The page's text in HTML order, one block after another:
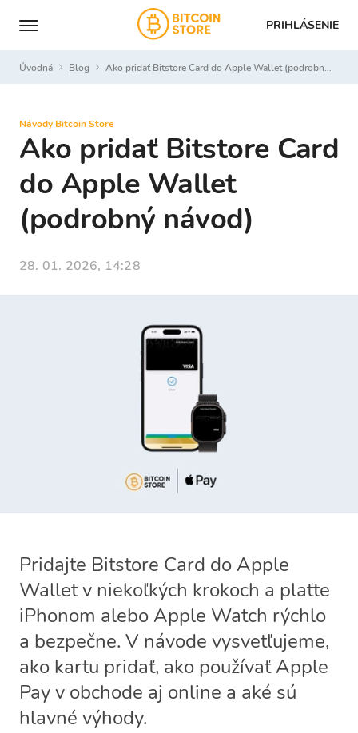
PRIHLÁSENIE
Úvodná Blog Ako pridať Bitstore Card do Apple Wallet (podrobný návod)
Návody Bitcoin Store
Ako pridať Bitstore Card
do Apple Wallet
(podrobný návod)
28. 01. 2026, 14:28
Pridajte Bitstore Card do Apple
Wallet v niekoľkých krokoch a plaťte
iPhonom alebo Apple Watch rýchlo
a bezpečne. V návode vysvetľujeme,
ako kartu pridať, ako používať Apple
Pay v obchode aj online a aké sú
hlavné výhody.